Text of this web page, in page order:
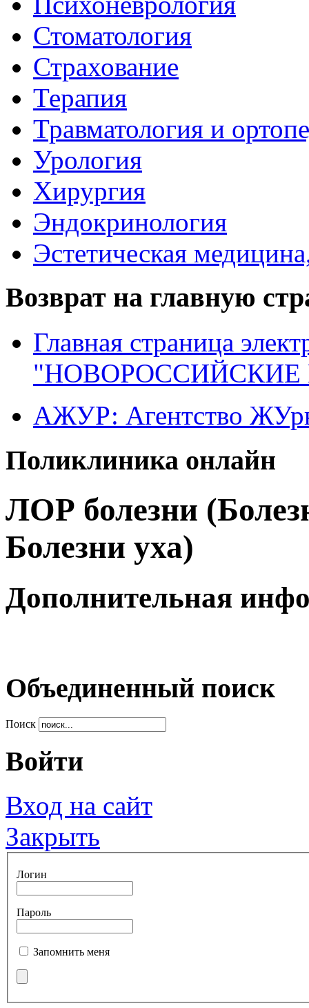
Стоматология
Страхование
Терапия
Травматология и
Урология
Хирургия
Эндокринология
Эстетическая
Возврат на главную
Главная страница
"НОВОРОССИЙСКИЕ
АЖУР: Агентство
Поликлиника онлайн
ЛОР болезни
Болезни уха)
Дополнительная
Объединенный поиск
Поиск
Войти
Вход на сайт
Закрыть
Логин
Пароль
Запомнить меня